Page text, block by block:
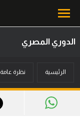
أخبار
الدوري المصري
الرئيسية نظرة عامة